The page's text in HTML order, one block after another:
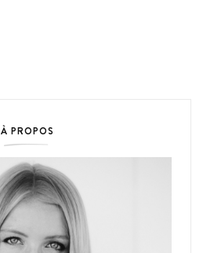
À PROPOS